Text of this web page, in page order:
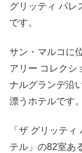
グリッティ パレ
です。
サン・マルコに
アリー コレクシ
ナルグランデ沿
漂うホテルです。
「ザ グリッテ
テル」の82室あ